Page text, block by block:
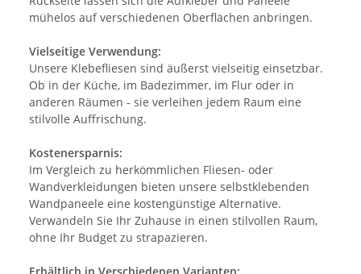
mühelos auf verschiedenen Oberflächen anbringen.
Vielseitige Verwendung:
Unsere Klebefliesen sind äußerst vielseitig einsetzbar.
Ob in der Küche, im Badezimmer, im Flur oder in
anderen Räumen - sie verleihen jedem Raum eine
stilvolle Auffrischung.
Kostenersparnis:
Im Vergleich zu herkömmlichen Fliesen- oder
Wandverkleidungen bieten unsere selbstklebenden
Wandpaneele eine kostengünstige Alternative.
Verwandeln Sie Ihr Zuhause in einen stilvollen Raum,
ohne Ihr Budget zu strapazieren.